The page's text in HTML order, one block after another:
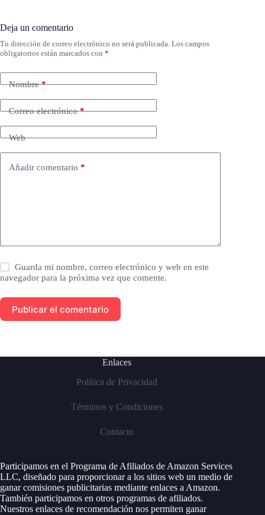
Deja un comentario
Tu dirección de correo electrónico no será publicada. Los campos
obligatorios están marcados con *
Nombre*
Correo electrónico*
Web
Añadir comentario *
Guarda mi nombre, correo electrónico y web en este
navegador para la próxima vez que comente.
Publicar el comentario
Enlaces
Política de Privacidad
Términos y Condiciones
Contacto
Participamos en el Programa de Afiliados de Amazon Services
LLC, diseñado para proporcionar a los sitios web un medio de
ganar comisiones publicitarias mediante enlaces a Amazon.
También participamos en otros programas de afiliados.
Nuestros enlaces de recomendación nos permiten ganar